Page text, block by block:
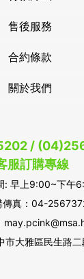
售後服務
合約條款
關於我們
/
服訂購專線
: 早上9:00~下午
傳真：04-
市大雅區民生路